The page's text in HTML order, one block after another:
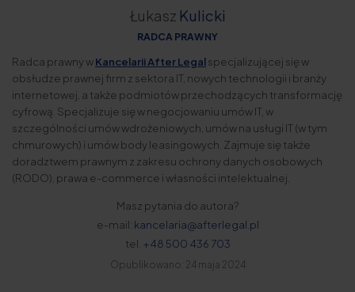
Łukasz Kulicki
RADCA PRAWNY
Radca prawny wKancelarii After Legalspecjalizującej się w
obsłudze prawnej firm z sektora IT, nowych technologii i branży
internetowej, a także podmiotów przechodzących transformację
cyfrową. Specjalizuje się w negocjowaniu umów IT, w
szczególności umów wdrożeniowych, umów na usługi IT (w tym
chmurowych) i umów body leasingowych. Zajmuje się także
doradztwem prawnym z zakresu ochrony danych osobowych
(RODO), prawa e-commerce i własności intelektualnej.
Masz pytania do autora?
e-mail: kancelaria@afterlegal.pl
tel. +48 500 436 703
Opublikowano: 24 maja 2024